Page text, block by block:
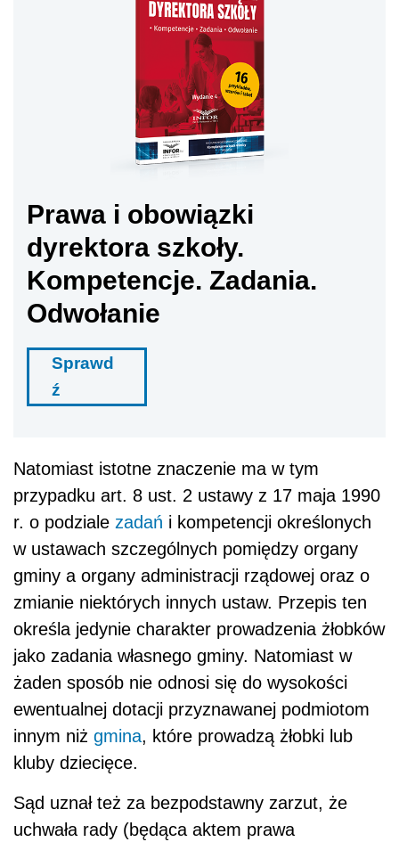
Prawa i obowiązki
dyrektora szkoły.
Kompetencje. Zadania.
Odwołanie
Sprawd
ź
Natomiast istotne znaczenie ma w tym
przypadku art. 8 ust. 2 ustawy z 17 maja 1990
r. o podziale zadań i kompetencji określonych
w ustawach szczególnych pomiędzy organy
gminy a organy administracji rządowej oraz o
zmianie niektórych innych ustaw. Przepis ten
określa jedynie charakter prowadzenia żłobków
jako zadania własnego gminy. Natomiast w
żaden sposób nie odnosi się do wysokości
ewentualnej dotacji przyznawanej podmiotom
innym niż gmina, które prowadzą żłobki lub
kluby dziecięce.
Sąd uznał też za bezpodstawny zarzut, że
uchwała rady (będąca aktem prawa